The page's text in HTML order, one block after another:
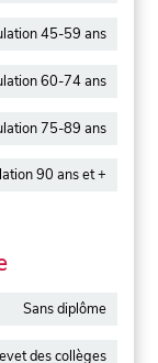
45-59 ans
60-74 ans
75-89 ans
90 ans et +
Sans diplôme
des collèges